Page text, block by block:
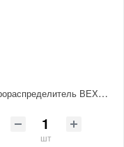
Гидрораспределитель ВЕХ16.44-В Г24 НМ УХЛ4
шт